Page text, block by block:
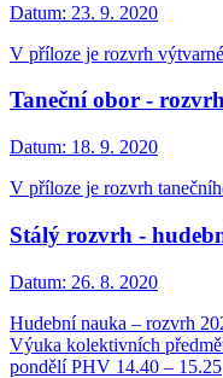
Datum: 23. 9. 2020
V příloze je rozvrh
Taneční obor -
Datum: 18. 9. 2020
V příloze je rozvrh
Stálý rozvrh -
Datum: 26. 8. 2020
Hudební nauka – rozvrh
Výuka kolektivních
pondělí PHV 14.40 – 15.25